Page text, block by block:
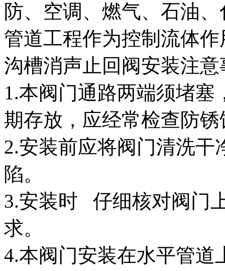
防、空调、燃气、石油
管道工程作为控制流体
沟槽消声止回阀安装注意
1.本阀门通路两端须堵
期存放，应经常检查防锈
2.安装前应将阀门清洗
陷。
3.安装时 仔细核对阀门
求。
4.本阀门安装在水平管道